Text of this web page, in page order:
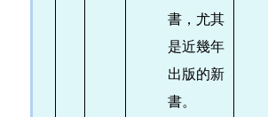
書，尤其
是近幾年
出版的新
書。